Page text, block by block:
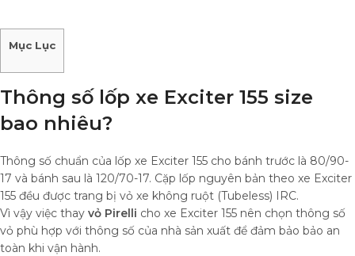
Mục Lục
Thông số lốp xe Exciter 155 size
bao nhiêu?
Thông số chuẩn của lốp xe Exciter 155 cho bánh trước là 80/90-
17 và bánh sau là 120/70-17. Cặp lốp nguyên bản theo xe Exciter
155 đều được trang bị vỏ xe không ruột (Tubeless) IRC.
Vì vậy việc thay vỏ Pirelli cho xe Exciter 155 nên chọn thông số
vỏ phù hợp với thông số của nhà sản xuất để đảm bảo bảo an
toàn khi vận hành.